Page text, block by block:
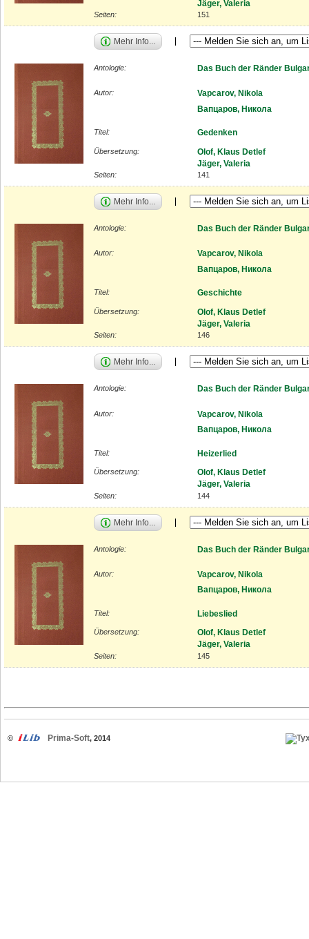
Jäger, Valeria
Seiten: 151
Mehr Info...
Antologie: Das Buch der Ränder
Autor:
Vapcarov, Nikola
Вапцаров, Никола
Titel: Gedenken
Übersetzung:
Olof, Klaus Detlef
Jäger, Valeria
Seiten: 141
Mehr Info...
Antologie: Das Buch der Ränder
Autor:
Vapcarov, Nikola
Вапцаров, Никола
Titel: Geschichte
Übersetzung:
Olof, Klaus Detlef
Jäger, Valeria
Seiten: 146
Mehr Info...
Antologie: Das Buch der Ränder
Autor:
Vapcarov, Nikola
Вапцаров, Никола
Titel: Heizerlied
Übersetzung:
Olof, Klaus Detlef
Jäger, Valeria
Seiten: 144
Mehr Info...
Antologie: Das Buch der Ränder
Autor:
Vapcarov, Nikola
Вапцаров, Никола
Titel: Liebeslied
Übersetzung:
Olof, Klaus Detlef
Jäger, Valeria
Seiten: 145
© Prima-Soft, 2014